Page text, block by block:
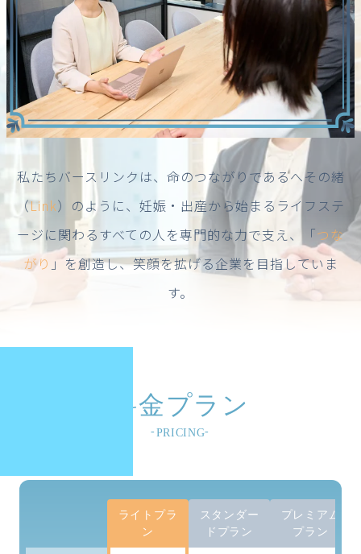
私たちバースリンクは、命のつながりであるへその緒
（Link）のように、妊娠・出産から始まるライフステ
ージに関わるすべての人を専門的な力で支え、「つな
がり 」を創造し、笑顔を拡げる企業を目指していま
す。
料金プラン
PRICING
ライトプラ
ン
スタンダー
ドプラン
プレミアム
プラン